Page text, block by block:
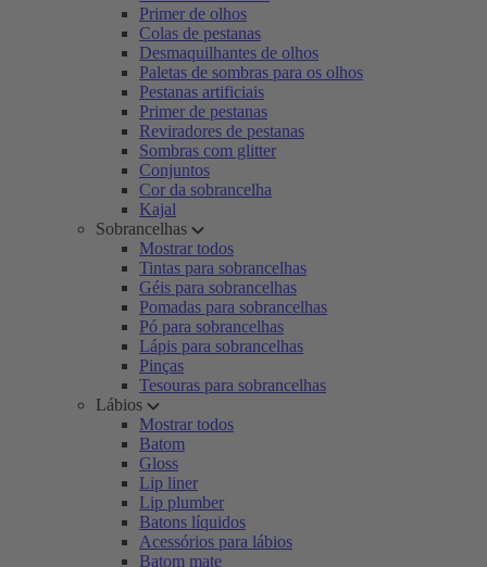
Primer de olhos
Colas de pestanas
Desmaquilhantes de olhos
Paletas de sombras para os olhos
Pestanas artificiais
Primer de pestanas
Reviradores de pestanas
Sombras com glitter
Conjuntos
Cor da sobrancelha
Kajal
Sobrancelhas
Mostrar todos
Tintas para sobrancelhas
Géis para sobrancelhas
Pomadas para sobrancelhas
Pó para sobrancelhas
Lápis para sobrancelhas
Pinças
Tesouras para sobrancelhas
Lábios
Mostrar todos
Batom
Gloss
Lip liner
Lip plumber
Batons líquidos
Acessórios para lábios
Batom mate